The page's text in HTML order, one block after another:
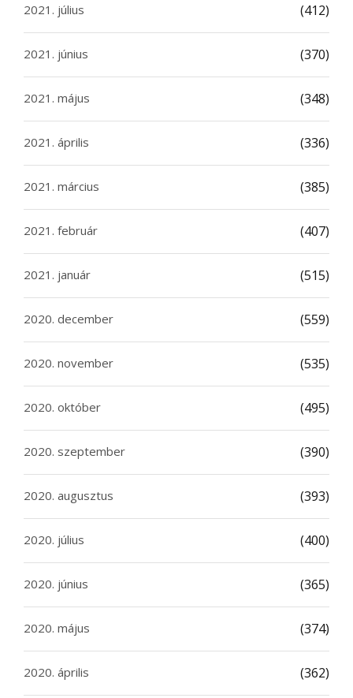
2021. július (412)
2021. június (370)
2021. május (348)
2021. április (336)
2021. március (385)
2021. február (407)
2021. január (515)
2020. december (559)
2020. november (535)
2020. október (495)
2020. szeptember (390)
2020. augusztus (393)
2020. július (400)
2020. június (365)
2020. május (374)
2020. április (362)